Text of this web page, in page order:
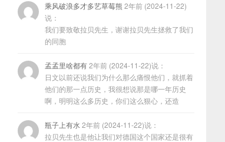
乘风破浪多才多艺草莓熊 2年前 (2024-11-22)
说：
我们要致敬拉贝先生，谢谢拉贝先生拯救了我们
的同胞
孟孟里啥都有2年前 (2024-11-22)说：
日文以前还说我们为什么那么痛恨他们，就抓着
他们的那一点历史，我很想说那是哪一年历史
啊，明明这么多历史，你们这么狠心，还造
瓶子上有水 2年前 (2024-11-22)说：
拉贝先生也是他让我们对德国这个国家还是很有